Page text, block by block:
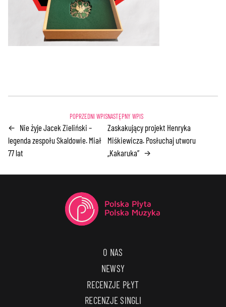
← Nie żyje Jacek Zieliński –
legenda zespołu Skaldowie. Miał
77 lat
Zaskakujący projekt Henryka
Miśkiewicza. Posłuchaj utworu
„Kakaruka” →
O NAS
NEWSY
RECENZJE PŁYT
RECENZJE SINGLI